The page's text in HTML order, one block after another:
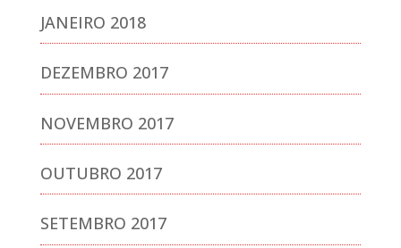
JANEIRO 2018
DEZEMBRO 2017
NOVEMBRO 2017
OUTUBRO 2017
SETEMBRO 2017